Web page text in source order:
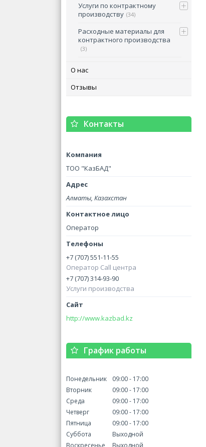
Услуги по контрактному
производству 34
Расходные материалы для
контрактного производства
3
О нас
Отзывы
Контакты
ТОО "КазБАД"
Алматы, Казахстан
Оператор
+7 (707) 551-11-55
Оператор Call центра
+7 (707) 314-93-90
Услуги производства
http://www.kazbad.kz
График работы
Понедельник 09:00
17:00
Вторник
09:00
17:00
Среда
09:00
17:00
Четверг
09:00
17:00
Пятница
09:00
17:00
Суббота
Выходной
Воскресенье
Выходной